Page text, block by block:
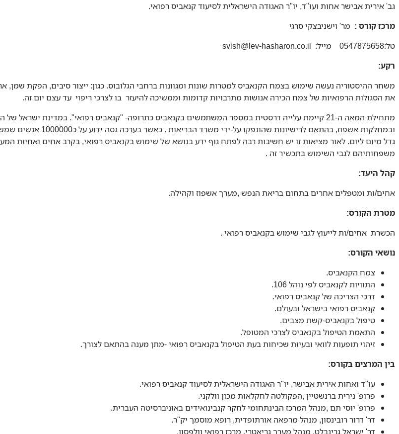
גב' אירית אבישר אחות ועו"ד, יו"ר האגודה הישראלית לסיעוד קנאביס רפואי.
מרכז קורס : מר' וישניבצקי סרגי
טל:0547875658 מייל: svish@lev-hasharon.co.il
רקע:
משחר ההיסטוריה נעשה שימוש בצמח הקנאביס למטרות שונות ומגוונות ברחבי הגלובוס. כגון: ייצור סיבים, הפקת
את הסגולות הרפואיות של צמח הכירה אנושות מתרבויות קדומות וממשיכה להיעזר בו לצרכי ריפוי עד עצם יום זה.
ובמחלקות אשפוז,
גדל מיום ליום. לאור מציאות זו יש חשיבות רבה לפתח גוף ידע בנושא של שימוש בקנאביס רפואי, בקרב אחים ואחיות
משפחותיהם לגבי השימוש בתכשיר זה .
קהל היעד:
אחים/ות ומטפלים אחרים בתחום בריאת הנפש ,מערך אשפוז וקהילה.
מטרת הקורס:
הכשרת ‏ אחים/ות‏ לייעוץ לגבי שימוש בקנאביס רפואי .
נושאי הקורס:
צמח הקנאביס.
התוויות לקנאביס לפי נוהל 106.
דרכי הצריכה של קנאביס רפואי.
קנאביס רפואי בישראל ובעולם.
טיפול בקנאביס-קשת מצבים.
התאמת הטיפול בקנאביס לצרכי המטופל.
זיהוי תופעות לוואי ובעיות שכיחות בעת הטיפול בקנאביס רפואי -מתן מענה בהתאם לצורך.
בין המרצים בקורס:
עו"ד ואחות אירית אבישר, יו"ר האגודה הישראלית לסיעוד קנאביס רפואי.
פרופ' נירית ברנשטיין ,הפקולטה לחקלאות מכון וולקני.
פרופ' יוסי תם ,מנהל המרכז הבינתחומי לחקר קנבינואידים באוניברסיטה העברית.
דר' דרור רובינסון, מנהל מרפאה אורתופדית, רופא מוסמך יק"ר.
דר' ישראל גרינבלט, מנהל מערך גריאטרי. מרכז רפואי וולפסון.